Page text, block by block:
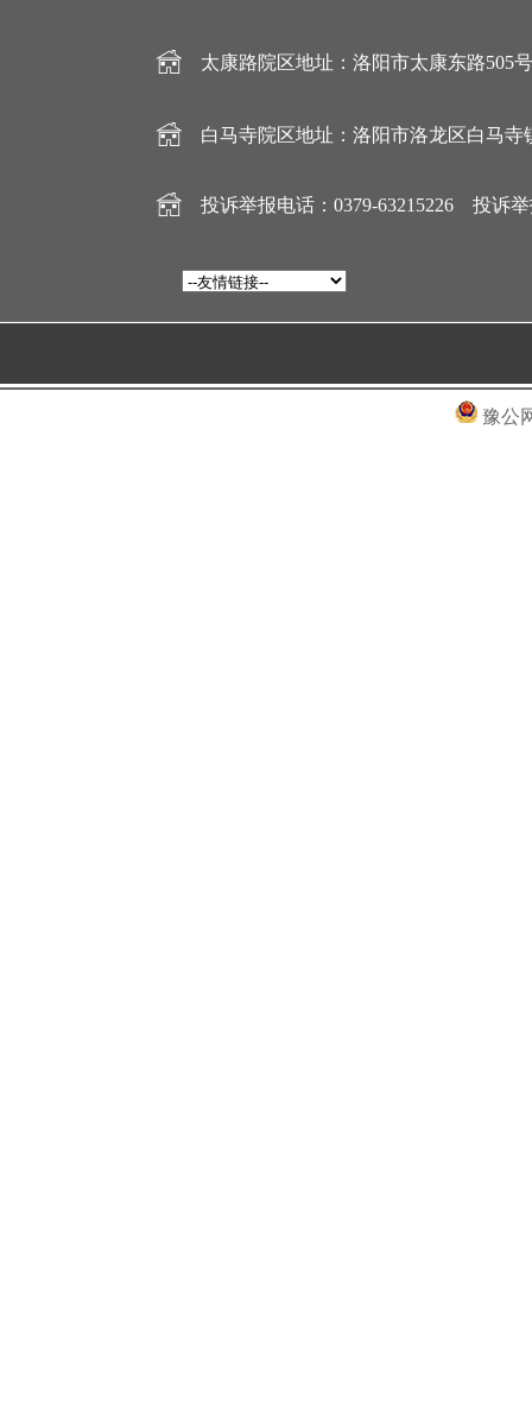
太康路院区地址：洛阳市太康东路505号
白马寺院区地址：洛阳市洛龙区白马寺
投诉举报电话：0379-63215226 投诉举
豫公